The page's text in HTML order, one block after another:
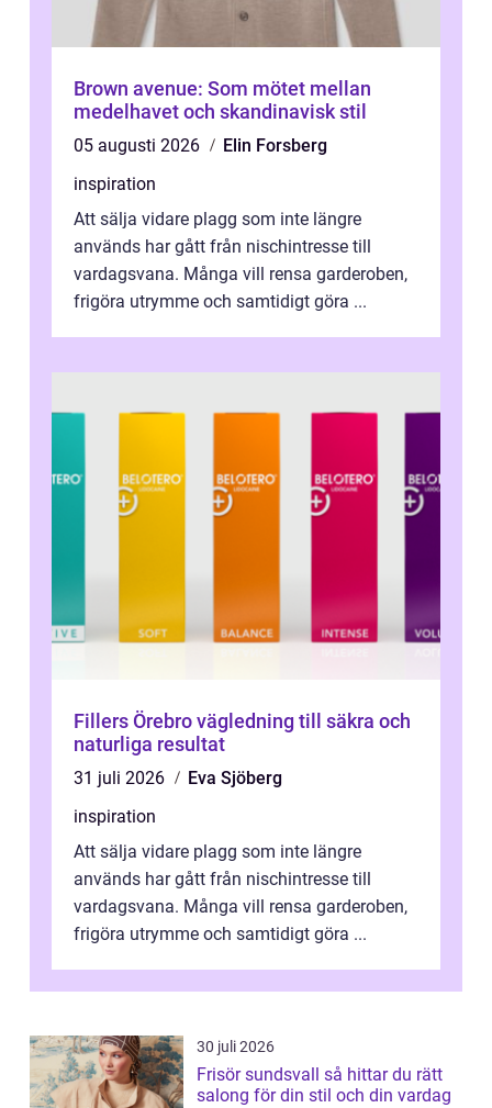
Brown avenue: Som mötet mellan
medelhavet och skandinavisk stil
05 augusti 2026
Elin Forsberg
inspiration
Att sälja vidare plagg som inte längre
används har gått från nischintresse till
vardagsvana. Många vill rensa garderoben,
frigöra utrymme och samtidigt göra ...
Fillers Örebro vägledning till säkra och
naturliga resultat
31 juli 2026
Eva Sjöberg
inspiration
Att sälja vidare plagg som inte längre
används har gått från nischintresse till
vardagsvana. Många vill rensa garderoben,
frigöra utrymme och samtidigt göra ...
30 juli 2026
Frisör sundsvall så hittar du rätt
salong för din stil och din vardag